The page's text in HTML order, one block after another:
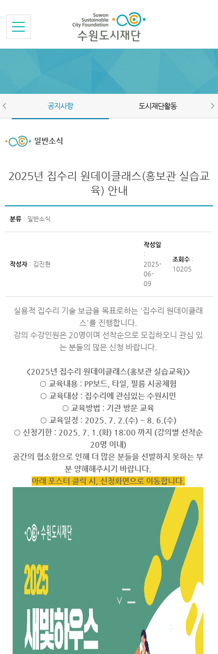
공지사항 도시재단활동
일반소식
2025년 집수리 원데이클래스(홍보관 실습교
육) 안내
분류 : 일반소식
작성자: 김진현
작성일
:
2025-
06-
09
조회수 :
10205
실용적 집수리 기술 보급을 목표로하는 '집수리 원데이클래
스'를 진행합니다.
강의 수강인원은 20명이며 선착순으로 모집하오니 관심 있
는 분들의 많은 신청 바랍니다.
<2025년 집수리 원데이클래스(홍보관 실습교육)>
○ 교육내용 : PP보드, 타일, 필름 시공체험
○ 교육대상 : 집수리에 관심있는 수원시민
○ 교육방법 : 기관 방문 교육
○ 교육일정 : 2025. 7. 2.(수) ~ 8. 6.(수)
○ 신청기한 : 2025. 7. 1.(화) 18:00 까지 (강의별 선착순
20명 이내)
공간의 협소함으로 인해 더 많은 분들을 선발하지 못하는 부
분 양해해주시기 바랍니다.
아래 포스터 클릭 시, 신청화면으로 이동합니다.